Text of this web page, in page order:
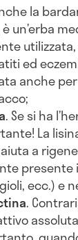
la
un’erba
ed
anche
. Se si ha
La
a
presente
ecc.) e
.